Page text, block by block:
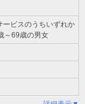
ービスのうちいずれか
～69歳の男女